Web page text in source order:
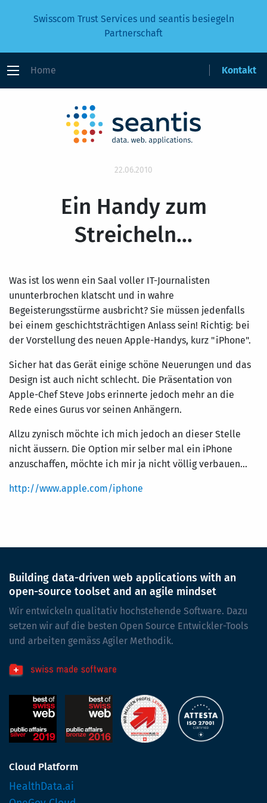
Swisscom Trust Services und seantis besiegeln
Partnerschaft
Home Kontakt
22.06.2010
Ein Handy zum
Streicheln...
Was ist los wenn ein Saal voller IT-Journalisten
ununterbrochen klatscht und in wahre
Begeisterungsstürme ausbricht? Sie müssen jedenfalls
bei einem geschichtsträchtigen Anlass sein! Richtig: bei
der Vorstellung des neuen Apple-Handys, kurz "iPhone".
Sicher hat das Gerät einige schöne Neuerungen und das
Design ist auch nicht schlecht. Die Präsentation von
Apple-Chef Steve Jobs erinnerte jedoch mehr an die
Rede eines Gurus vor seinen Anhängern.
Allzu zynisch möchte ich mich jedoch an dieser Stelle
nicht äussern. Die Option mir selber mal ein iPhone
anzuschaffen, möchte ich mir ja nicht völlig verbauen...
http://www.apple.com/iphone
Building data-driven web applications with an
open-source toolset and an agile mindset
Wir entwickeln qualitativ hochstehende Software. Dazu
setzen wir auf die besten Open Source Entwickler-Tools
und arbeiten gemäss Agiler Methodik.
Cloud Platform
HealthData.ai